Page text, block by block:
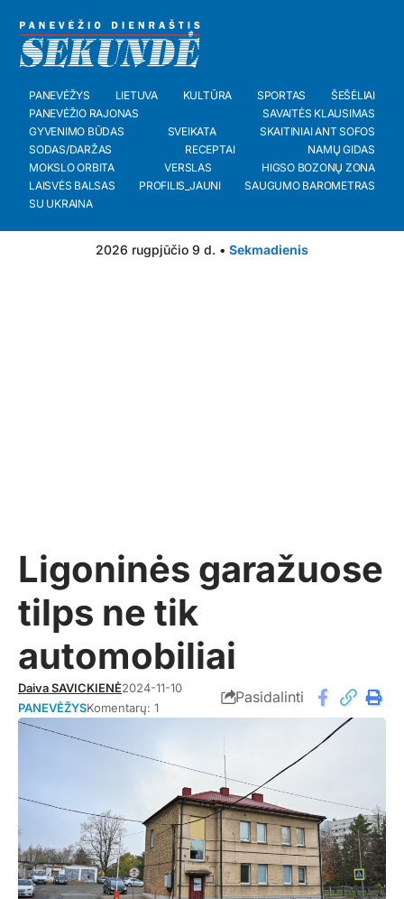
PANEVĖŽYS LIETUVA KULTŪRA SPORTAS
ŠEŠĖLIAI
PANEVĖŽIO RAJONAS
SAVAITĖS KLAUSIMAS
GYVENIMO BŪDAS
SVEIKATA
SKAITINIAI ANT SOFOS
SODAS/DARŽAS
RECEPTAI
NAMŲ GIDAS
MOKSLO ORBITA
VERSLAS
HIGSO BOZONŲ ZONA
LAISVĖS BALSAS
PROFILIS_JAUNI
SAUGUMO BAROMETRAS
SU UKRAINA
2026 rugpjūčio 9 d. • Sekmadienis
Ligoninės garažuose
tilps ne tik
automobiliai
Daiva SAVICKIENĖ2024-11-10
PANEVĖŽYSKomentarų: 1
Pasidalinti